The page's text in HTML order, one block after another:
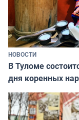
НОВОСТИ
В Туломе
дня коренных